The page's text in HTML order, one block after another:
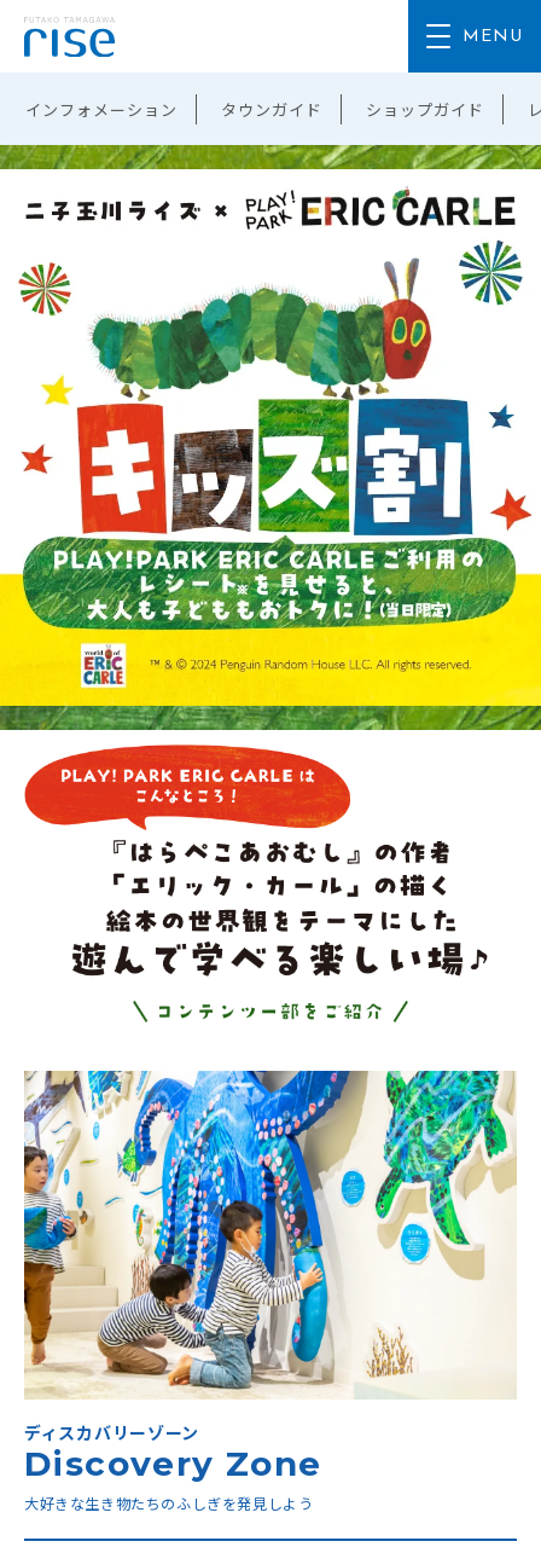
インフォメーション タウンガイド ショップガイド
ディスカバリーゾーン
Discovery Zone
大好きな生き物たちのふしぎを発見しよう